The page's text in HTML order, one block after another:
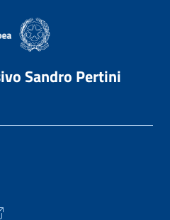
Sandro Pertini